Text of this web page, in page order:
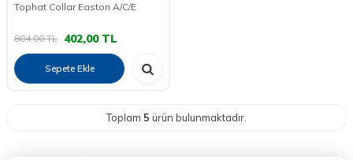
Tophat Collar Easton A/C/E
804,00TL 402,00TL
Sepete Ekle
Toplam 5 ürün bulunmaktadır.